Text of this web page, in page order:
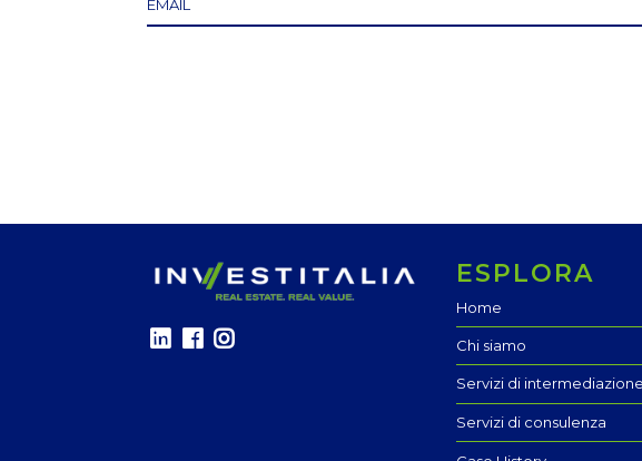
ESPLORA
Home
Chi siamo
Servizi di intermediazione
Servizi di consulenza